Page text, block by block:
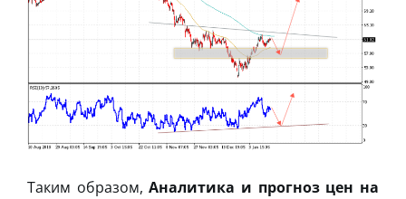
Таким образом,Аналитика и прогноз цен на